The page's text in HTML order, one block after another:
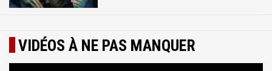
VIDÉOS À NE PAS MANQUER